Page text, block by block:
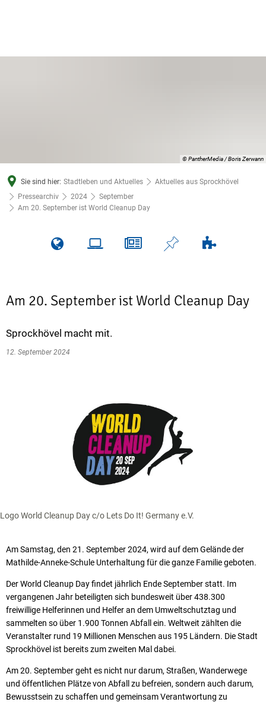
© PantherMedia / Boris Zerwann
Sie sind hier: Stadtleben und Aktuelles
Aktuelles aus Sprockhövel
Pressearchiv
2024
September
Am 20. September ist World Cleanup Day
Am 20. September ist World Cleanup Day
Sprockhövel macht mit.
12. September 2024
Logo World Cleanup Day c/o Lets Do It! Germany e.V.
Am Samstag, den 21. September 2024, wird auf dem Gelände der
Mathilde-Anneke-Schule Unterhaltung für die ganze Familie geboten.
Der World Cleanup Day findet jährlich Ende September statt. Im
vergangenen Jahr beteiligten sich bundesweit über 438.300
freiwillige Helferinnen und Helfer an dem Umweltschutztag und
sammelten so über 1.900 Tonnen Abfall ein. Weltweit zählten die
Veranstalter rund 19 Millionen Menschen aus 195 Ländern. Die Stadt
Sprockhövel ist bereits zum zweiten Mal dabei.
Am 20. September geht es nicht nur darum, Straßen, Wanderwege
und öffentlichen Plätze von Abfall zu befreien, sondern auch darum,
Bewusstsein zu schaffen und gemeinsam Verantwortung zu